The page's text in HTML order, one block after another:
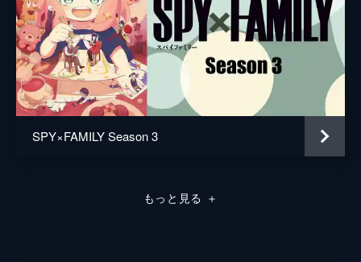
SPY×FAMILY Season 3
もっと見る ＋